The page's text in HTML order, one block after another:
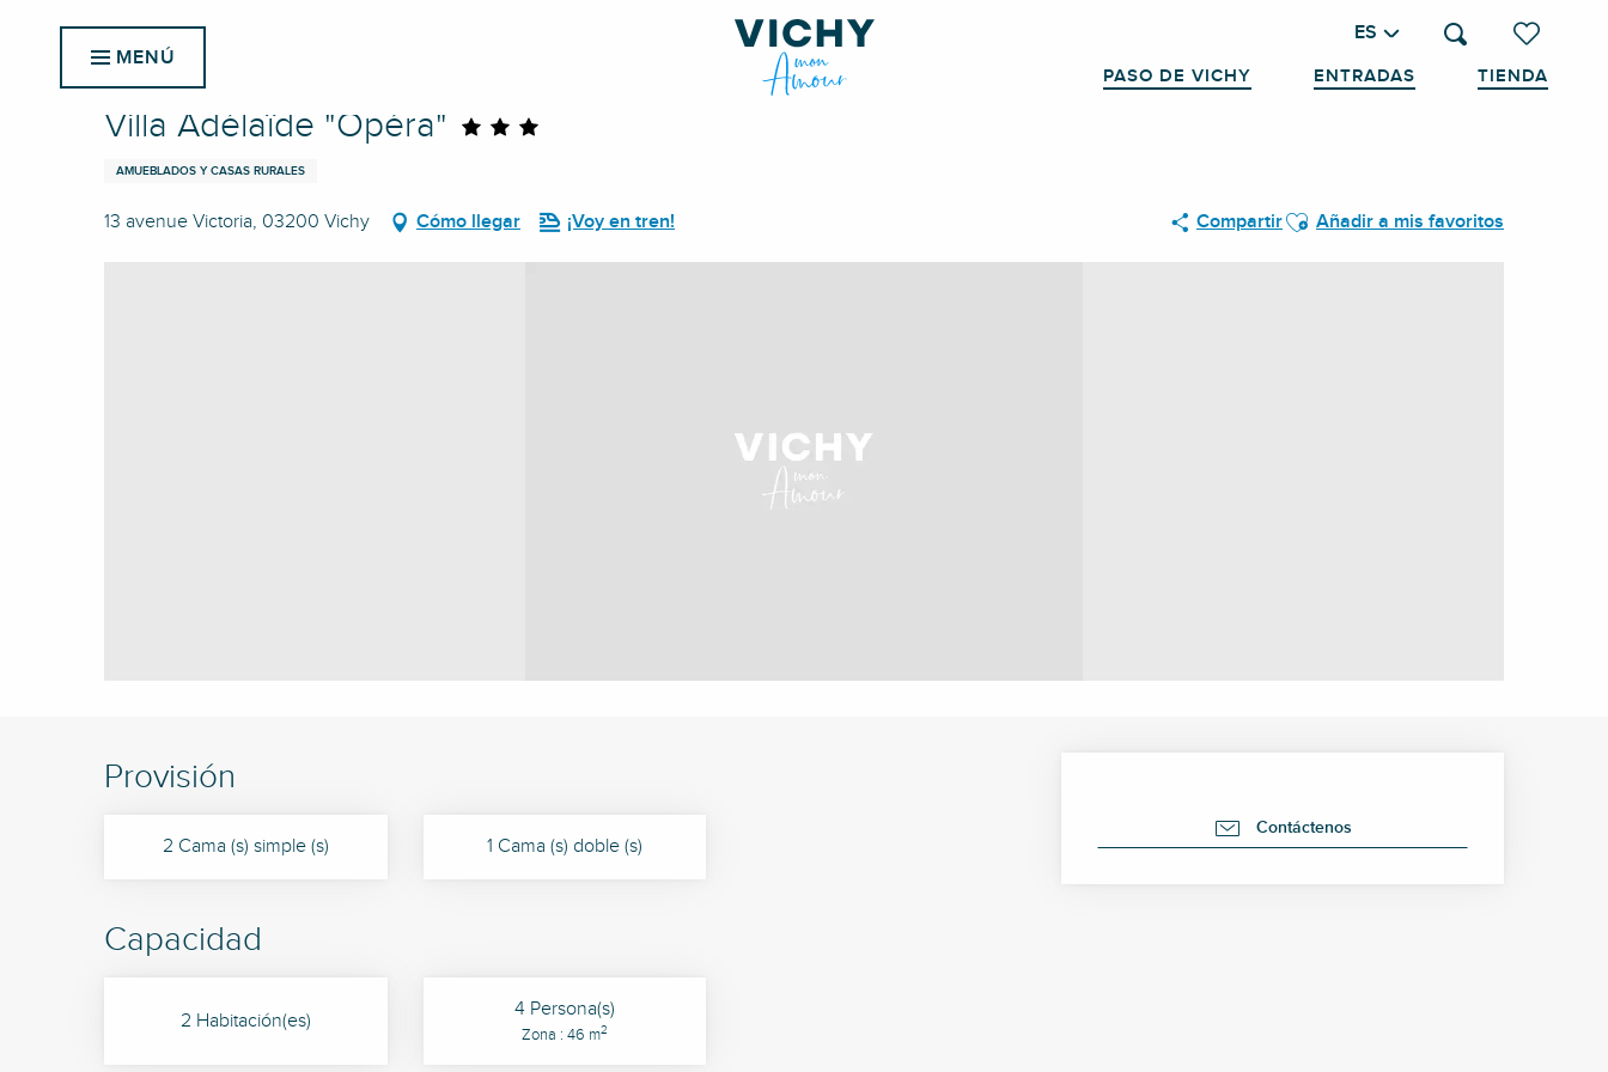
Voir les
Buscar
ES
PASO DE VICHY ENTRADAS TIENDA
MENÚ
Inicio Villa Adélaïde "Opéra"
Villa Adélaïde "Opéra"
AMUEBLADOS Y CASAS RURALES
13 avenue Victoria, 03200 Vichy Cómo llegar ¡Voy en tren! CompartirAjouter aux favoris
Añadir a mis favoritos
Contáctenos
Provisión
2 Cama (s) simple (s) 1 Cama (s) doble (s)
Capacidad
2 Habitación(es) 4 Persona(s)
Zona : 46 m2